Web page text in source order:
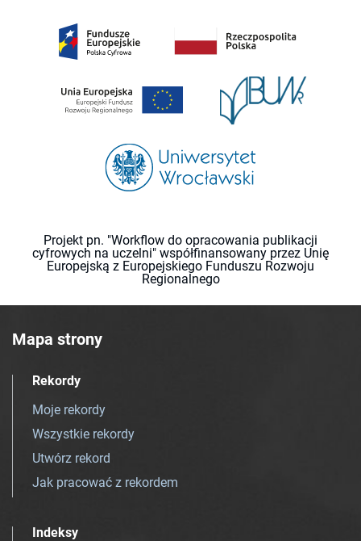
Projekt pn. "Workflow do opracowania publikacji
cyfrowych na uczelni" współfinansowany przez Unię
Europejską z Europejskiego Funduszu Rozwoju
Regionalnego
Mapa strony
Rekordy
Moje rekordy
Wszystkie rekordy
Utwórz rekord
Jak pracować z rekordem
Indeksy